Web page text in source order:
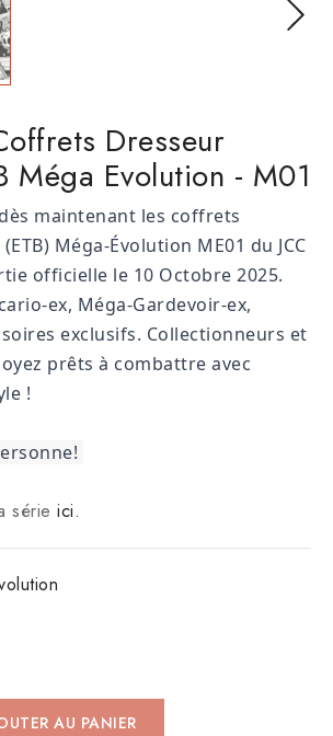
Dresseur
Méga Evolution - M01
maintenant les coffrets
Méga-Évolution ME01 du JCC
officielle le 10 Octobre 2025.
ex, Méga-Gardevoir-ex,
exclusifs. Collectionneurs et
prêts à combattre avec
!
série ici.
AU PANIER